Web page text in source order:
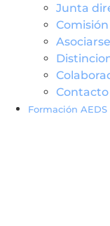
Junta
Asociarse
Formación AEDS